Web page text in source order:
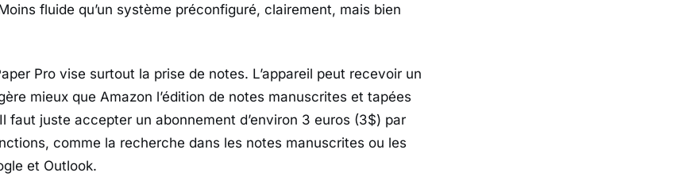
fluide qu’un système préconfiguré, clairement, mais bien
Pro vise surtout la prise de notes. L’appareil peut recevoir un
mieux que Amazon l’édition de notes manuscrites et tapées
faut juste accepter un abonnement d’environ 3 euros (3$) par
comme la recherche dans les notes manuscrites ou les
et Outlook.